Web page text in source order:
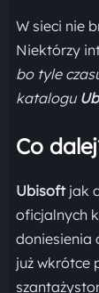
W sieci nie
Niektórzy
bo tyle
katalogu
Co
Ubisoftjak
oficjalnych
doniesienia
już wkrótce